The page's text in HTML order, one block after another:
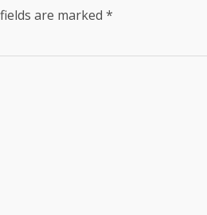
are marked *